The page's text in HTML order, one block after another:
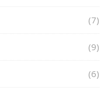
(7)
(9)
(6)